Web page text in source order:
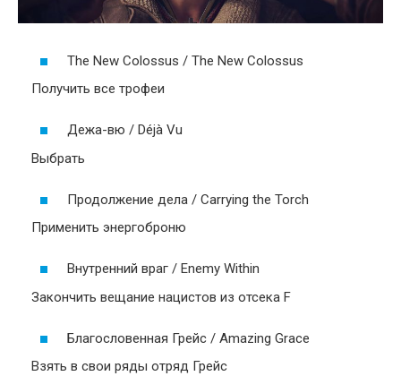
The New Colossus / The New Colossus
Получить все трофеи
Дежа-вю / Déjà Vu
Выбрать
Продолжение дела / Carrying the Torch
Применить энергоброню
Внутренний враг / Enemy Within
Закончить вещание нацистов из отсека F
Благословенная Грейс / Amazing Grace
Взять в свои ряды отряд Грейс